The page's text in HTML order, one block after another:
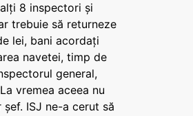
8 inspectori și
trebuie să returneze
lei, bani acordați
navetei, timp de
general,
vremea aceea nu
ISJ ne-a cerut să